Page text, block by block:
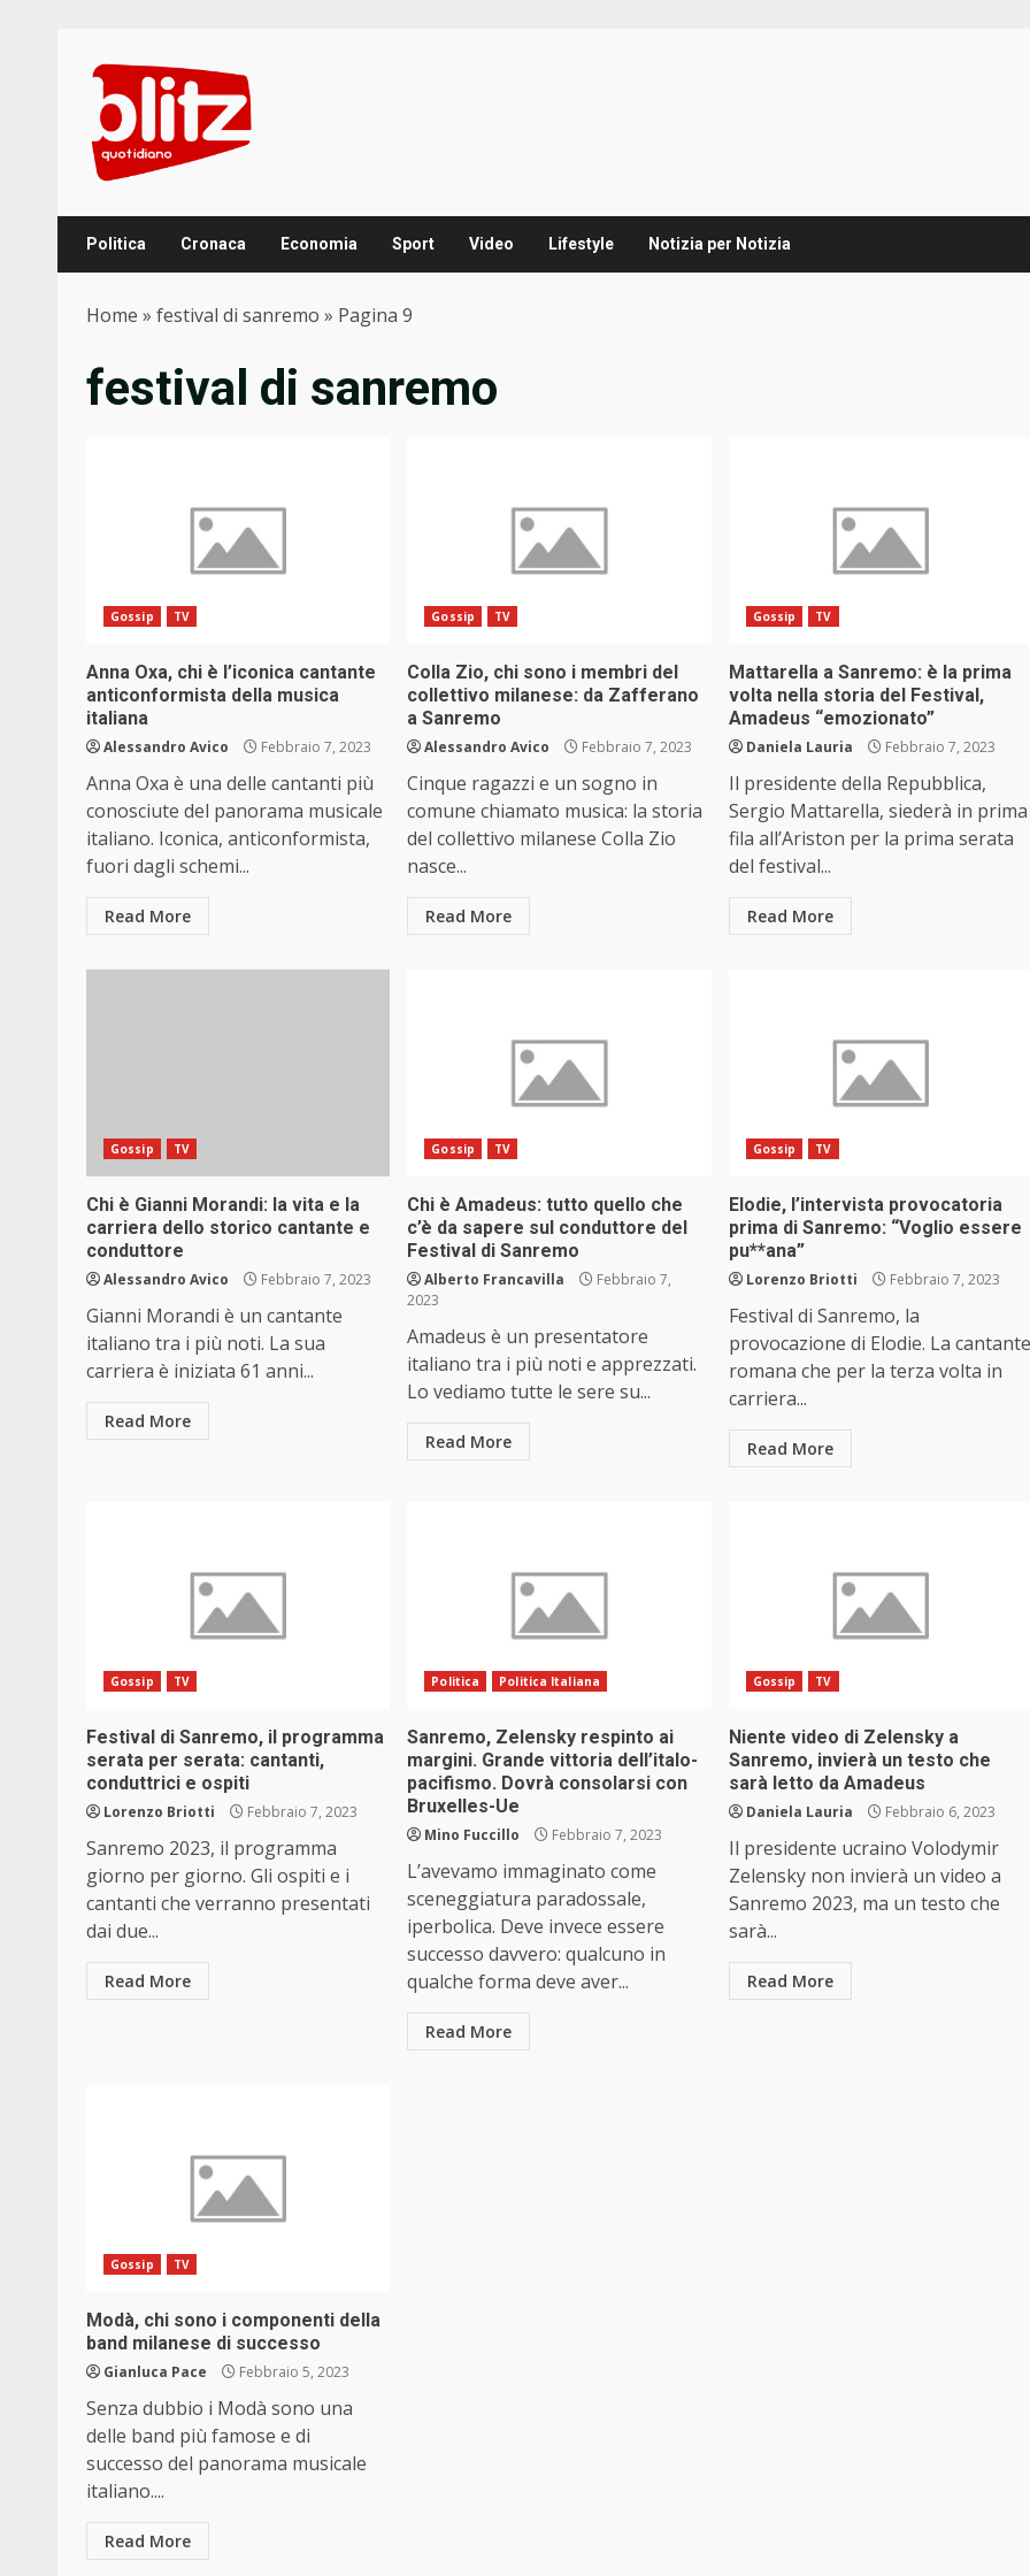
content
Politica Cronaca Economia Sport Video Lifestyle Notizia per Notizia
Home » festival di sanremo » Pagina 9
festival di sanremo
Gossip TV
Anna Oxa, chi è l’iconica cantante
anticonformista della musica
italiana
Alessandro Avico Febbraio 7, 2023
Anna Oxa è una delle cantanti più
conosciute del panorama musicale
italiano. Iconica, anticonformista,
fuori dagli schemi...
Read More
Gossip TV
Colla Zio, chi sono i membri del
collettivo milanese: da Zafferano
a Sanremo
Alessandro Avico Febbraio 7, 2023
Cinque ragazzi e un sogno in
comune chiamato musica: la storia
del collettivo milanese Colla Zio
nasce...
Read More
Gossip TV
Mattarella a Sanremo: è la prima
volta nella storia del Festival,
Amadeus “emozionato”
Daniela Lauria Febbraio 7, 2023
Il presidente della Repubblica,
Sergio Mattarella, siederà in prima
fila all’Ariston per la prima serata
del festival...
Read More
Gossip TV
Chi è Gianni Morandi: la vita e la
carriera dello storico cantante e
conduttore
Alessandro Avico Febbraio 7, 2023
Gianni Morandi è un cantante
italiano tra i più noti. La sua
carriera è iniziata 61 anni...
Read More
Gossip TV
Chi è Amadeus: tutto quello che
c’è da sapere sul conduttore del
Festival di Sanremo
Alberto Francavilla
Febbraio 7,
2023
Amadeus è un presentatore
italiano tra i più noti e apprezzati.
Lo vediamo tutte le sere su...
Read More
Gossip TV
Elodie, l’intervista provocatoria
prima di Sanremo: “Voglio essere
pu**ana”
Lorenzo Briotti Febbraio 7, 2023
Festival di Sanremo, la
provocazione di Elodie. La cantante
romana che per la terza volta in
carriera...
Read More
Gossip TV
Festival di Sanremo, il programma
serata per serata: cantanti,
conduttrici e ospiti
Lorenzo Briotti Febbraio 7, 2023
Sanremo 2023, il programma
giorno per giorno. Gli ospiti e i
cantanti che verranno presentati
dai due...
Read More
Politica Politica Italiana
Sanremo, Zelensky respinto ai
margini. Grande vittoria dell’italo-
pacifismo. Dovrà consolarsi con
Bruxelles-Ue
Mino Fuccillo Febbraio 7, 2023
L’avevamo immaginato come
sceneggiatura paradossale,
iperbolica. Deve invece essere
successo davvero: qualcuno in
qualche forma deve aver...
Read More
Gossip TV
Niente video di Zelensky a
Sanremo, invierà un testo che
sarà letto da Amadeus
Daniela Lauria Febbraio 6, 2023
Il presidente ucraino Volodymir
Zelensky non invierà un video a
Sanremo 2023, ma un testo che
sarà...
Read More
Gossip TV
Modà, chi sono i componenti della
band milanese di successo
Gianluca Pace Febbraio 5, 2023
Senza dubbio i Modà sono una
delle band più famose e di
successo del panorama musicale
italiano....
Read More